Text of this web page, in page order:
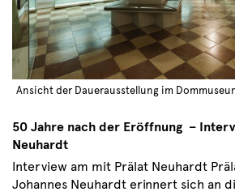
Ansicht der Dauerausstellung im
50 Jahre nach der Eröffnung –
Neuhardt
Interview am mit Prälat Neuhardt
Johannes Neuhardt erinnert sich an